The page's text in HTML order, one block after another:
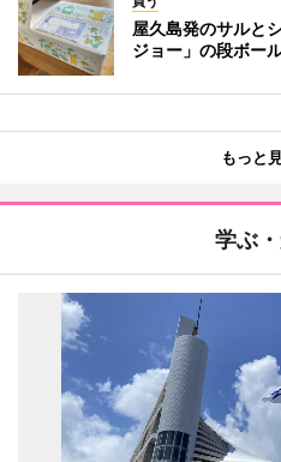
屋久島発のサルと
ジョー」の段ボー
もっと
学ぶ